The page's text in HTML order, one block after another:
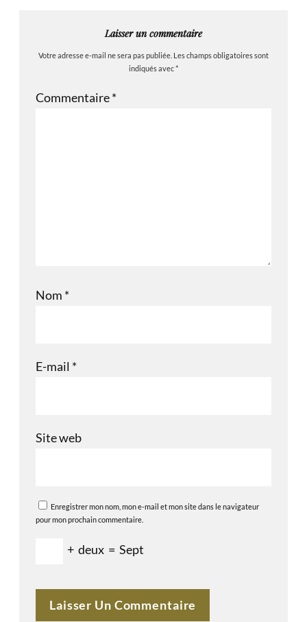
Laisser un commentaire
Votre adresse e-mail ne sera pas publiée. Les champs obligatoires sont
indiqués avec*
Commentaire*
Nom *
E-mail *
Site web
Enregistrer mon nom, mon e-mail et mon site dans le navigateur
pour mon prochain commentaire.
+ deux = Sept